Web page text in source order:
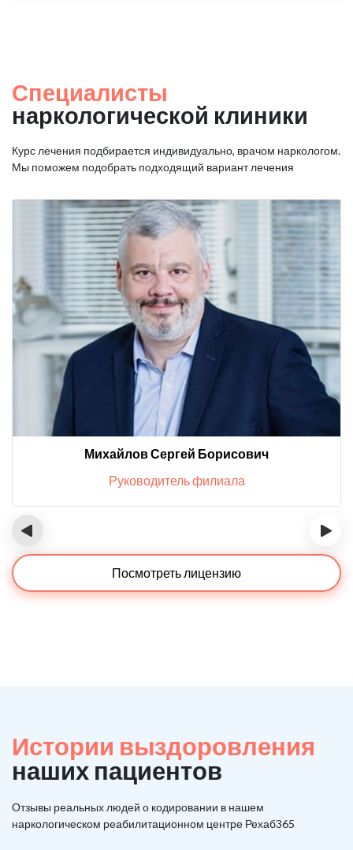
Специалисты
наркологической клиники
Курс лечения подбирается индивидуально, врачом наркологом.
Мы поможем подобрать подходящий вариант лечения
Михайлов Сергей Борисович
Руководитель филиала
‹ ›
Посмотреть лицензию
Истории выздоровления
наших пациентов
Отзывы реальных людей о кодировании в нашем
наркологическом реабилитационном центре Рехаб365